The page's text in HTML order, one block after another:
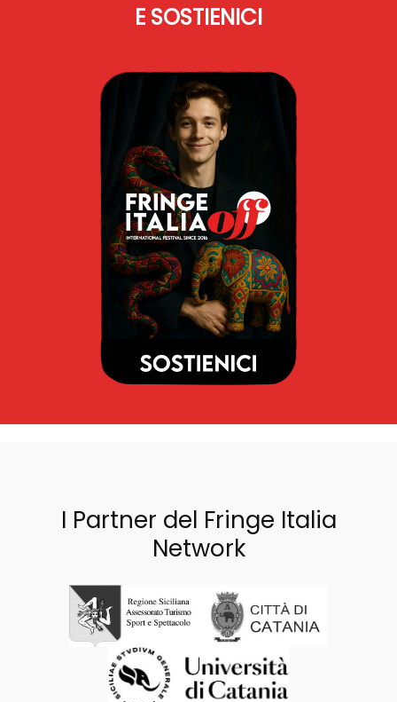
E SOSTIENICI
I Partner del Fringe Italia
Network